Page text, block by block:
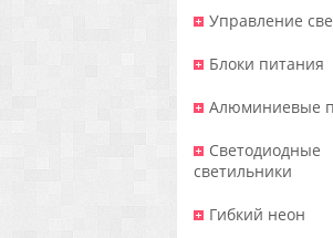
Управление
Блоки питания
Алюминиевые
Светодиодные
светильники
Гибкий неон